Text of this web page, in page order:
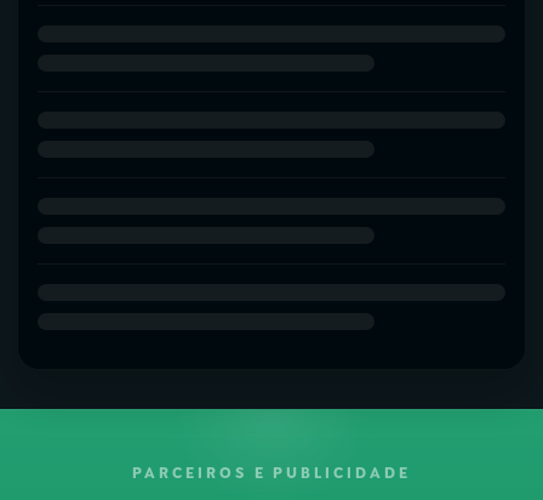
PARCEIROS E PUBLICIDADE